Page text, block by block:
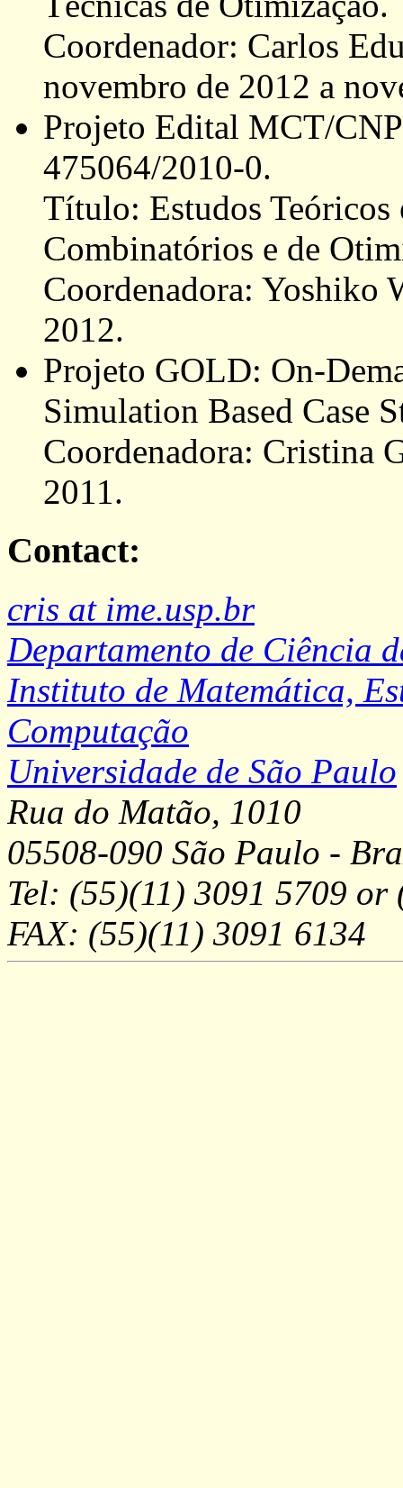
Coordenador: Carlos
novembro de 2012 a
Projeto Edital MCT/
475064/2010-0.
Título: Estudos
Combinatórios e de
Coordenadora: Yoshiko
2012.
Projeto GOLD: On-
Simulation Based Case
Coordenadora: Cristina
2011.
Contact:
cris at ime.usp.br
Departamento de Ciência
Instituto de Matemática,
Computação
Universidade de São Paulo
Rua do Matão, 1010
05508-090 São Paulo -
Tel: (55)(11) 3091 5709 or
FAX: (55)(11) 3091 6134